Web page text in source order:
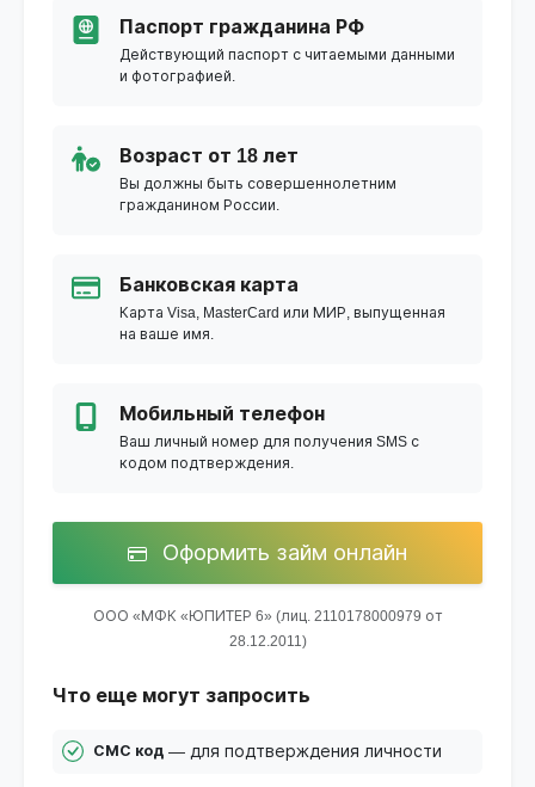
Паспорт гражданина РФ
Действующий паспорт с читаемыми данными
и фотографией.
Возраст от 18 лет
Вы должны быть совершеннолетним
гражданином России.
Банковская карта
Карта Visa, MasterCard или МИР, выпущенная
на ваше имя.
Мобильный телефон
Ваш личный номер для получения SMS с
кодом подтверждения.
Оформить займ онлайн
ООО «МФК «ЮПИТЕР 6» (лиц. 2110178000979 от
28.12.2011)
Что еще могут запросить
СМС код — для подтверждения личности